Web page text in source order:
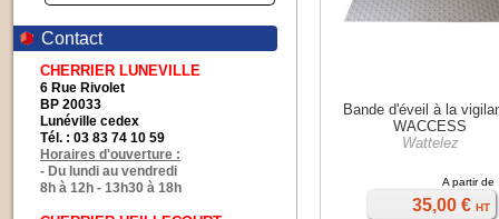
Contact
CHERRIER LUNEVILLE
6 Rue Rivolet
BP 20033
Lunéville cedex
Tél. : 03 83 74 10 59
Horaires d'ouverture :
- Du lundi au vendredi
8h à 12h - 13h30 à 18h
Bande d'éveil à la
WACCESS
Wattelez
A partir de
35,00 € HT